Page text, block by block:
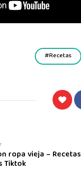
Recetas
ropa vieja – Recetas
Tiktok